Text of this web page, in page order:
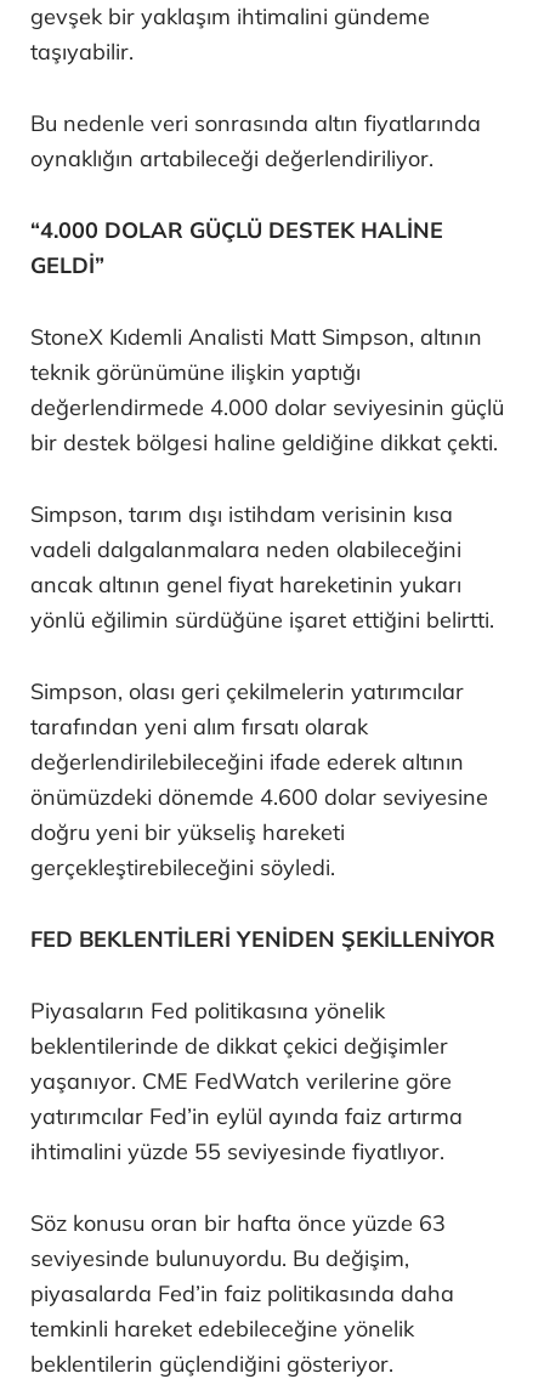
gevşek bir yaklaşım ihtimalini gündeme
taşıyabilir.
Bu nedenle veri sonrasında altın fiyatlarında
oynaklığın artabileceği değerlendiriliyor.
“4.000 DOLAR GÜÇLÜ DESTEK HALİNE
GELDİ”
StoneX Kıdemli Analisti Matt Simpson, altının
teknik görünümüne ilişkin yaptığı
değerlendirmede 4.000 dolar seviyesinin güçlü
bir destek bölgesi haline geldiğine dikkat çekti.
Simpson, tarım dışı istihdam verisinin kısa
vadeli dalgalanmalara neden olabileceğini
ancak altının genel fiyat hareketinin yukarı
yönlü eğilimin sürdüğüne işaret ettiğini belirtti.
Simpson, olası geri çekilmelerin yatırımcılar
tarafından yeni alım fırsatı olarak
değerlendirilebileceğini ifade ederek altının
önümüzdeki dönemde 4.600 dolar seviyesine
doğru yeni bir yükseliş hareketi
gerçekleştirebileceğini söyledi.
FED BEKLENTİLERİ YENİDEN ŞEKİLLENİYOR
Piyasaların Fed politikasına yönelik
beklentilerinde de dikkat çekici değişimler
yaşanıyor. CME FedWatch verilerine göre
yatırımcılar Fed’in eylül ayında faiz artırma
ihtimalini yüzde 55 seviyesinde fiyatlıyor.
Söz konusu oran bir hafta önce yüzde 63
seviyesinde bulunuyordu. Bu değişim,
piyasalarda Fed’in faiz politikasında daha
temkinli hareket edebileceğine yönelik
beklentilerin güçlendiğini gösteriyor.